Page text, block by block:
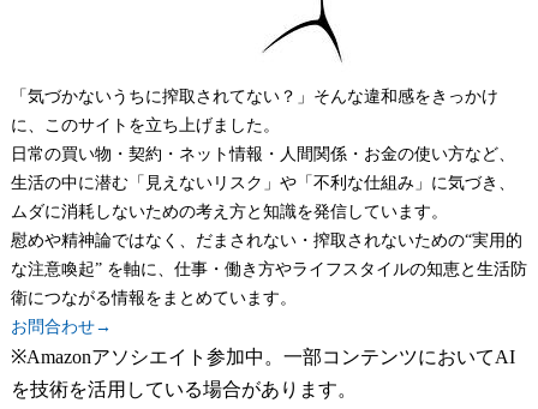
「気づかないうちに搾取されてない？」そんな違和感をきっかけ
に、このサイトを立ち上げました。
日常の買い物・契約・ネット情報・人間関係・お金の使い方など、
生活の中に潜む「見えないリスク」や「不利な仕組み」に気づき、
ムダに消耗しないための考え方と知識を発信しています。
慰めや精神論ではなく、だまされない・搾取されないための“実用的
な注意喚起” を軸に、仕事・働き方やライフスタイルの知恵と生活防
衛につながる情報をまとめています。
お問合わせ→
※Amazonアソシエイト参加中。一部コンテンツにおいてAI
を技術を活用している場合があります。